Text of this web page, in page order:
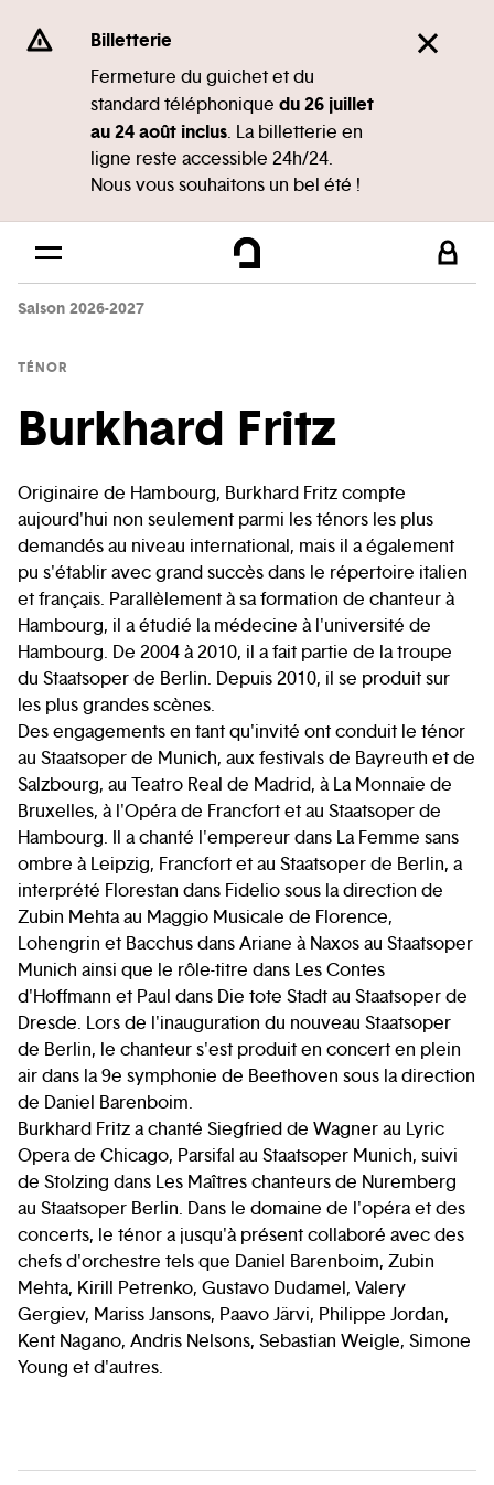
Se rendre au
Contenu principal
Pied de page
Billetterie
Fermeture du guichet et du
standard téléphonique du 26 juillet
au 24 août inclus. La billetterie en
ligne reste accessible 24h/24.
Nous vous souhaitons un bel été !
Saison 2026-2027
TÉNOR
Burkhard Fritz
Originaire de Hambourg, Burkhard Fritz compte
aujourd'hui non seulement parmi les ténors les plus
demandés au niveau international, mais il a également
pu s'établir avec grand succès dans le répertoire italien
et français. Parallèlement à sa formation de chanteur à
Hambourg, il a étudié la médecine à l'université de
Hambourg. De 2004 à 2010, il a fait partie de la troupe
du Staatsoper de Berlin. Depuis 2010, il se produit sur
les plus grandes scènes.
Des engagements en tant qu'invité ont conduit le ténor
au Staatsoper de Munich, aux festivals de Bayreuth et de
Salzbourg, au Teatro Real de Madrid, à La Monnaie de
Bruxelles, à l'Opéra de Francfort et au Staatsoper de
Hambourg. Il a chanté l'empereur dans La Femme sans
ombre à Leipzig, Francfort et au Staatsoper de Berlin, a
interprété Florestan dans Fidelio sous la direction de
Zubin Mehta au Maggio Musicale de Florence,
Lohengrin et Bacchus dans Ariane à Naxos au Staatsoper
Munich ainsi que le rôle-titre dans Les Contes
d'Hoffmann et Paul dans Die tote Stadt au Staatsoper de
Dresde. Lors de l'inauguration du nouveau Staatsoper
de Berlin, le chanteur s'est produit en concert en plein
air dans la 9e symphonie de Beethoven sous la direction
de Daniel Barenboim.
Burkhard Fritz a chanté Siegfried de Wagner au Lyric
Opera de Chicago, Parsifal au Staatsoper Munich, suivi
de Stolzing dans Les Maîtres chanteurs de Nuremberg
au Staatsoper Berlin. Dans le domaine de l'opéra et des
concerts, le ténor a jusqu'à présent collaboré avec des
chefs d'orchestre tels que Daniel Barenboim, Zubin
Mehta, Kirill Petrenko, Gustavo Dudamel, Valery
Gergiev, Mariss Jansons, Paavo Järvi, Philippe Jordan,
Kent Nagano, Andris Nelsons, Sebastian Weigle, Simone
Young et d'autres.